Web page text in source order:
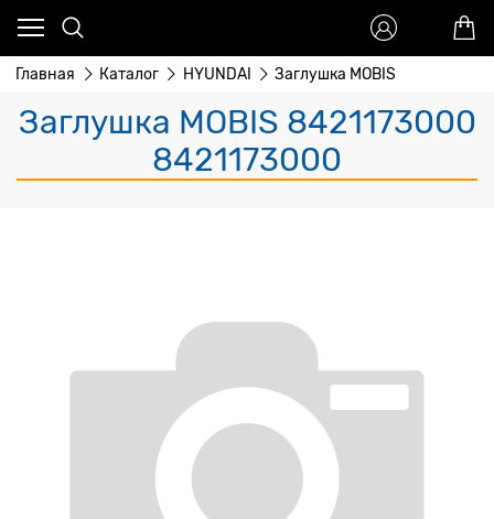
Главная Каталог HYUNDAI Заглушка MOBIS
Заглушка MOBIS 8421173000
8421173000